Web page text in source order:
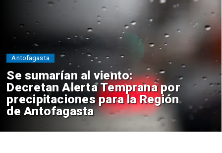
Se sumarían al viento:
Decretan Alerta Temprana por
precipitaciones para la Región
de Antofagasta
Antofagasta